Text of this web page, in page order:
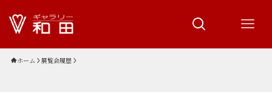
ホーム 展覧会履歴